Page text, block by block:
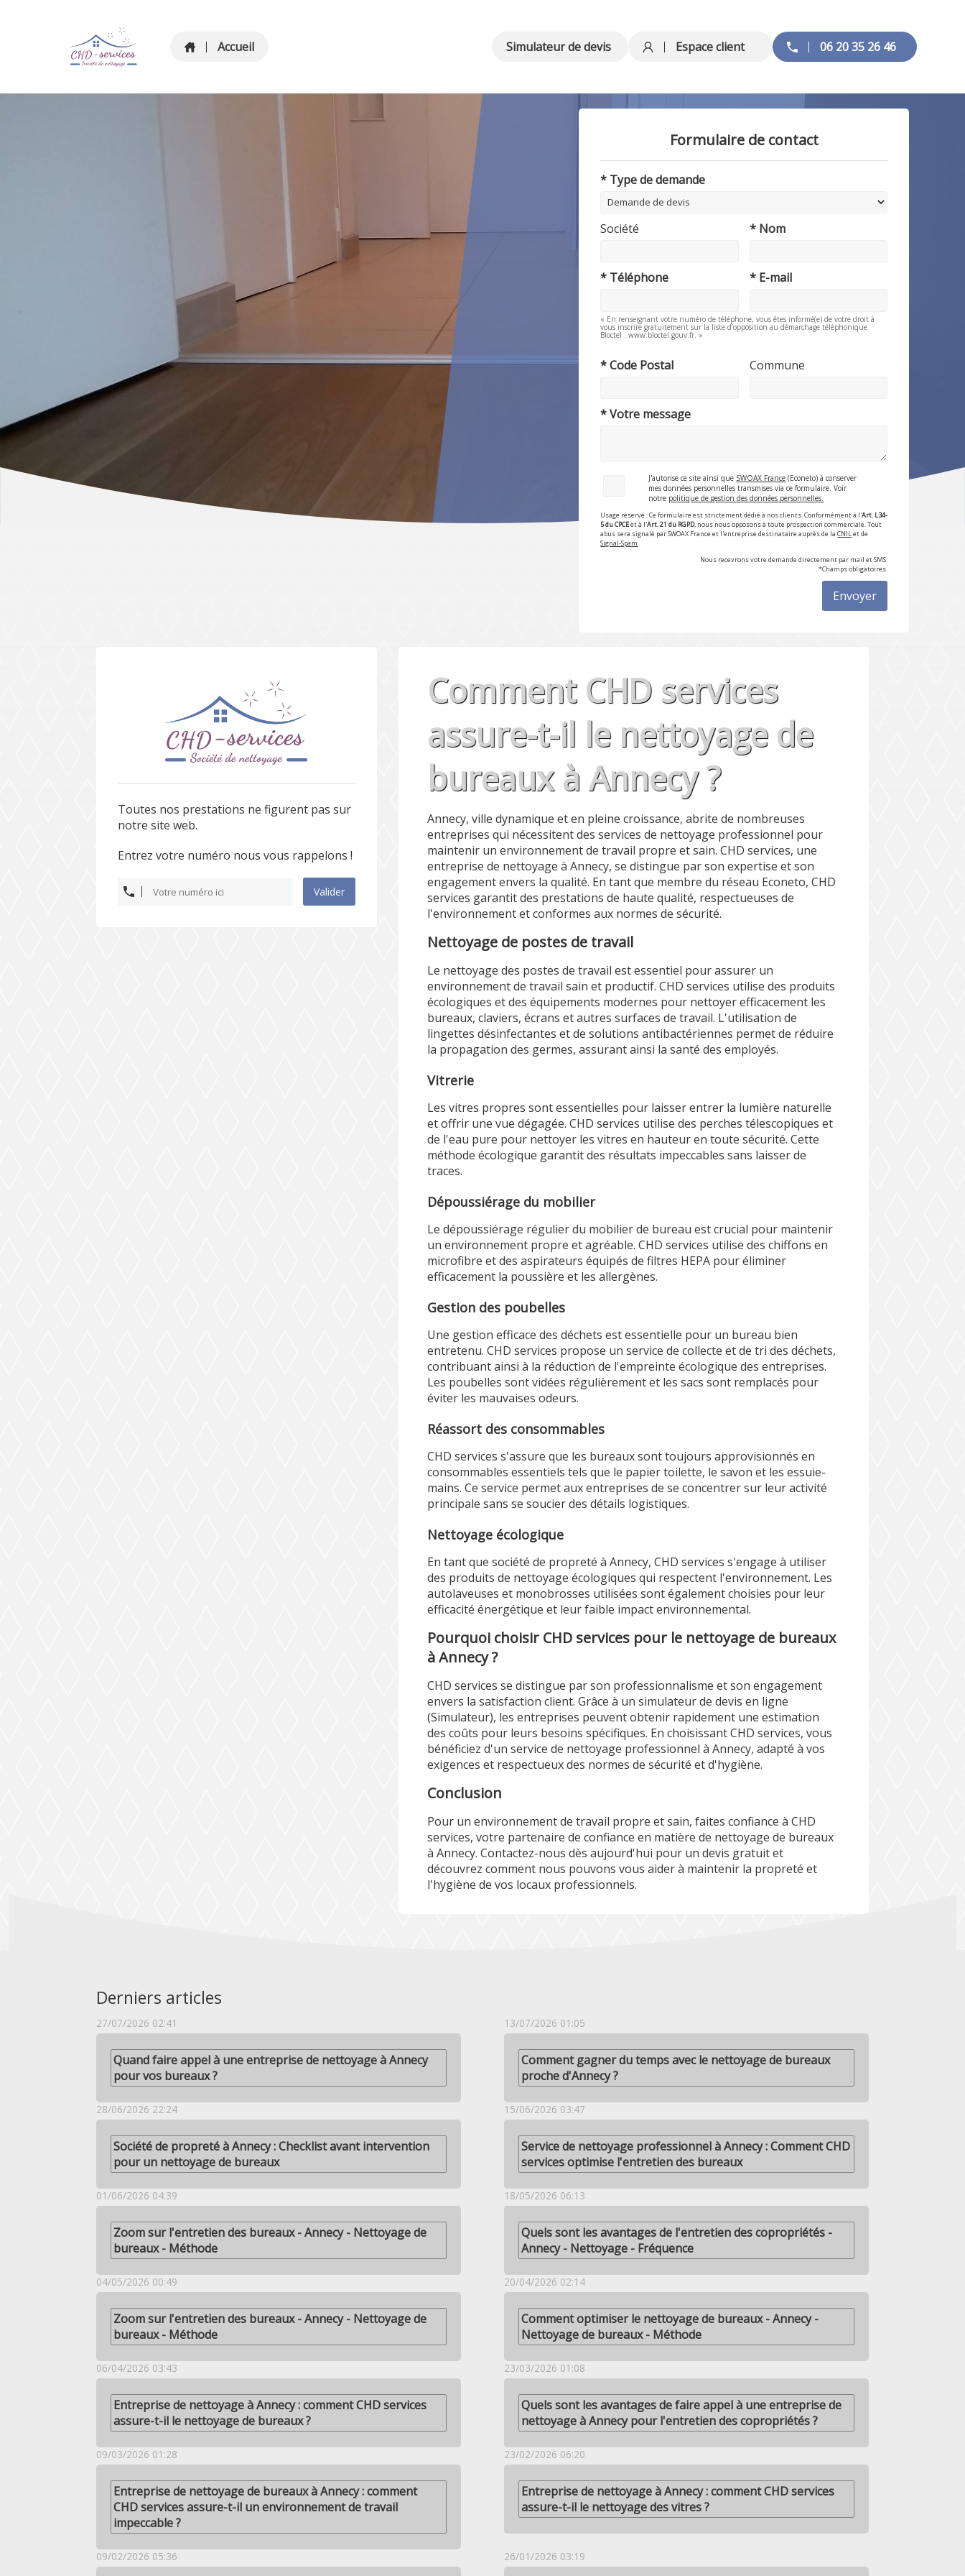
Accueil Simulateur de devis Espace client 06 20 35 26 46
Formulaire de contact
* Type de demande
Société * Nom
* Téléphone * E-mail
« En renseignant votre numéro de téléphone, vous êtes informé(e) de votre droit à
vous inscrire gratuitement sur la liste d’opposition au démarchage téléphonique
Bloctel : www.bloctel.gouv.fr. »
* Code Postal Commune
* Votre message
J'autorise ce site ainsi que SWOAX France (Econeto) à conserver
mes données personnelles transmises via ce formulaire. Voir
notre politique de gestion des données personnelles.
Usage réservé : Ce formulaire est strictement dédié à nos clients. Conformément à l'Art. L34-
5 du CPCEet à l'Art. 21 du RGPD, nous nous opposons à toute prospection commerciale. Tout
abus sera signalé par SWOAX France et l'entreprise destinataire auprès de laCNILet de
Signal-Spam.
Nous recevrons votre demande directement par mail et SMS.
*Champs obligatoires.
Envoyer
Toutes nos prestations ne figurent pas sur
notre site web.
Entrez votre numéro nous vous rappelons !
Valider
Comment CHD services
assure-t-il le nettoyage de
bureaux à Annecy ?
Annecy, ville dynamique et en pleine croissance, abrite de nombreuses
entreprises qui nécessitent des services de nettoyage professionnel pour
maintenir un environnement de travail propre et sain. CHD services, une
entreprise de nettoyage à Annecy, se distingue par son expertise et son
engagement envers la qualité. En tant que membre du réseau Econeto, CHD
services garantit des prestations de haute qualité, respectueuses de
l'environnement et conformes aux normes de sécurité.
Nettoyage de postes de travail
Le nettoyage des postes de travail est essentiel pour assurer un
environnement de travail sain et productif. CHD services utilise des produits
écologiques et des équipements modernes pour nettoyer efficacement les
bureaux, claviers, écrans et autres surfaces de travail. L'utilisation de
lingettes désinfectantes et de solutions antibactériennes permet de réduire
la propagation des germes, assurant ainsi la santé des employés.
Vitrerie
Les vitres propres sont essentielles pour laisser entrer la lumière naturelle
et offrir une vue dégagée. CHD services utilise des perches télescopiques et
de l'eau pure pour nettoyer les vitres en hauteur en toute sécurité. Cette
méthode écologique garantit des résultats impeccables sans laisser de
traces.
Dépoussiérage du mobilier
Le dépoussiérage régulier du mobilier de bureau est crucial pour maintenir
un environnement propre et agréable. CHD services utilise des chiffons en
microfibre et des aspirateurs équipés de filtres HEPA pour éliminer
efficacement la poussière et les allergènes.
Gestion des poubelles
Une gestion efficace des déchets est essentielle pour un bureau bien
entretenu. CHD services propose un service de collecte et de tri des déchets,
contribuant ainsi à la réduction de l'empreinte écologique des entreprises.
Les poubelles sont vidées régulièrement et les sacs sont remplacés pour
éviter les mauvaises odeurs.
Réassort des consommables
CHD services s'assure que les bureaux sont toujours approvisionnés en
consommables essentiels tels que le papier toilette, le savon et les essuie-
mains. Ce service permet aux entreprises de se concentrer sur leur activité
principale sans se soucier des détails logistiques.
Nettoyage écologique
En tant que société de propreté à Annecy, CHD services s'engage à utiliser
des produits de nettoyage écologiques qui respectent l'environnement. Les
autolaveuses et monobrosses utilisées sont également choisies pour leur
efficacité énergétique et leur faible impact environnemental.
Pourquoi choisir CHD services pour le nettoyage de bureaux
à Annecy ?
CHD services se distingue par son professionnalisme et son engagement
envers la satisfaction client. Grâce à un simulateur de devis en ligne
(Simulateur), les entreprises peuvent obtenir rapidement une estimation
des coûts pour leurs besoins spécifiques. En choisissant CHD services, vous
bénéficiez d'un service de nettoyage professionnel à Annecy, adapté à vos
exigences et respectueux des normes de sécurité et d'hygiène.
Conclusion
Pour un environnement de travail propre et sain, faites confiance à CHD
services, votre partenaire de confiance en matière de nettoyage de bureaux
à Annecy. Contactez-nous dès aujourd'hui pour un devis gratuit et
découvrez comment nous pouvons vous aider à maintenir la propreté et
l'hygiène de vos locaux professionnels.
Derniers articles
27/07/2026 02:41
Quand faire appel à une entreprise de nettoyage à Annecy
pour vos bureaux ?
13/07/2026 01:05
Comment gagner du temps avec le nettoyage de bureaux
proche d'Annecy ?
28/06/2026 22:24
Société de propreté à Annecy : Checklist avant intervention
pour un nettoyage de bureaux
15/06/2026 03:47
Service de nettoyage professionnel à Annecy : Comment CHD
services optimise l'entretien des bureaux
01/06/2026 04:39
Zoom sur l'entretien des bureaux - Annecy - Nettoyage de
bureaux - Méthode
18/05/2026 06:13
Quels sont les avantages de l'entretien des copropriétés -
Annecy - Nettoyage - Fréquence
04/05/2026 00:49
Zoom sur l'entretien des bureaux - Annecy - Nettoyage de
bureaux - Méthode
20/04/2026 02:14
Comment optimiser le nettoyage de bureaux - Annecy -
Nettoyage de bureaux - Méthode
06/04/2026 03:43
Entreprise de nettoyage à Annecy : comment CHD services
assure-t-il le nettoyage de bureaux ?
23/03/2026 01:08
Quels sont les avantages de faire appel à une entreprise de
nettoyage à Annecy pour l'entretien des copropriétés ?
09/03/2026 01:28
Entreprise de nettoyage de bureaux à Annecy : comment
CHD services assure-t-il un environnement de travail
impeccable ?
23/02/2026 06:20
Entreprise de nettoyage à Annecy : comment CHD services
assure-t-il le nettoyage des vitres ?
09/02/2026 05:36 26/01/2026 03:19